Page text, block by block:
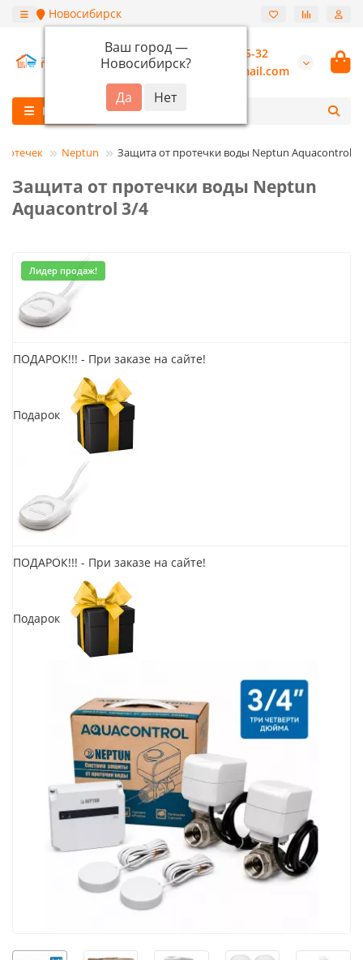
Новосибирск
Ваш город —
Новосибирск?
+7 (913) 987-55-32
burannsk@gmail.com
Каталог
Neptun Защита от протечки воды Neptun Aquacontrol
Защита от протечки воды Neptun
Aquacontrol 3/4
Лидер продаж!
ПОДАРОК!!! - При заказе на сайте!
Подарок
ПОДАРОК!!! - При заказе на сайте!
Подарок